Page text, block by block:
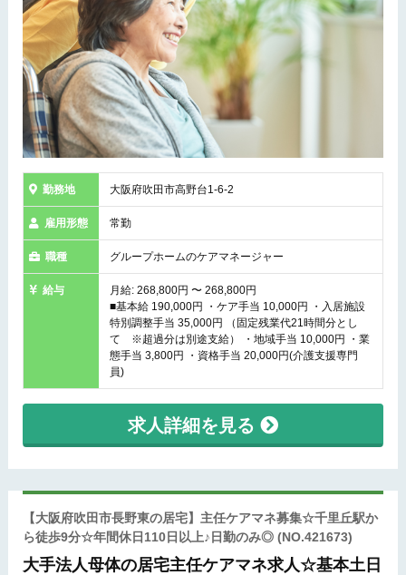
勤務地 大阪府吹田市高野台1-6-2
雇用形態 常勤
職種 グループホームのケアマネージャー
給与
月給: 268,800円 〜 268,800円
■基本給 190,000円 ・ケア手当 10,000円 ・入居施設
特別調整手当 35,000円 （固定残業代21時間分とし
て ※超過分は別途支給） ・地域手当 10,000円 ・業
態手当 3,800円 ・資格手当 20,000円(介護支援専門
員)
求人詳細を見る
【大阪府吹田市長野東の居宅】主任ケアマネ募集☆千里丘駅か
ら徒歩9分☆年間休日110日以上♪日勤のみ◎ (NO.421673)
大手法人母体の居宅主任ケアマネ求人☆基本土日